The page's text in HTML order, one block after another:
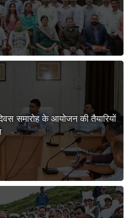
समारोह के आयोजन की तैयारियों